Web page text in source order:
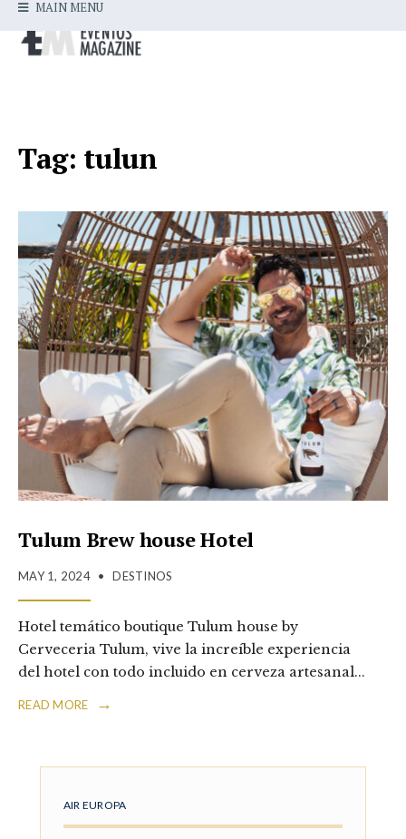
MAIN MENU
Tag: tulun
Tulum Brew house Hotel
MAY 1, 2024 • DESTINOS
Hotel temático boutique Tulum house by
Cerveceria Tulum, vive la increíble experiencia
del hotel con todo incluido en cerveza artesanal...
READ MORE →
AIR EUROPA